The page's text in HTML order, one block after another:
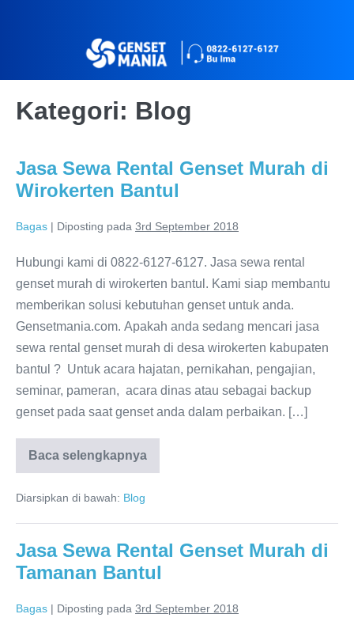
Kategori: Blog
Jasa Sewa Rental Genset Murah di
Wirokerten Bantul
Bagas | Diposting pada 3rd September 2018
Hubungi kami di 0822-6127-6127. Jasa sewa rental
genset murah di wirokerten bantul. Kami siap membantu
memberikan solusi kebutuhan genset untuk anda.
Gensetmania.com. Apakah anda sedang mencari jasa
sewa rental genset murah di desa wirokerten kabupaten
bantul ? Untuk acara hajatan, pernikahan, pengajian,
seminar, pameran, acara dinas atau sebagai backup
genset pada saat genset anda dalam perbaikan. […]
Baca selengkapnya
Diarsipkan di bawah: Blog
Jasa Sewa Rental Genset Murah di
Tamanan Bantul
Bagas | Diposting pada 3rd September 2018